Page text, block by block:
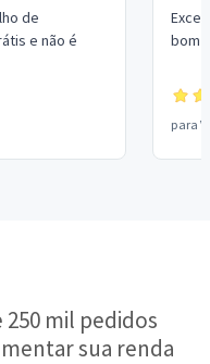
de
e não é
bom
para
250 mil pedidos
sua renda